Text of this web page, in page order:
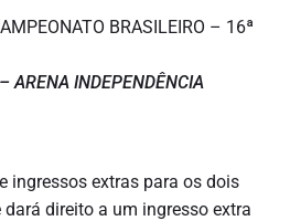
BRASILEIRO – 16ª
INDEPENDÊNCIA
ingressos extras para os dois
direito a um ingresso extra